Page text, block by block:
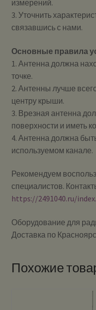
измерений.
3. Уточнить
связавшись с нами.
Основные правила
1. Антенна должна
точке.
2. Антенны лучше
центру крыши.
3. Врезная антенна
поверхности и иметь
4. Антенна должна
используемом канале.
Рекомендуем
специалистов.
https://2491040.ru/
Оборудование для
Доставка по
Похожие